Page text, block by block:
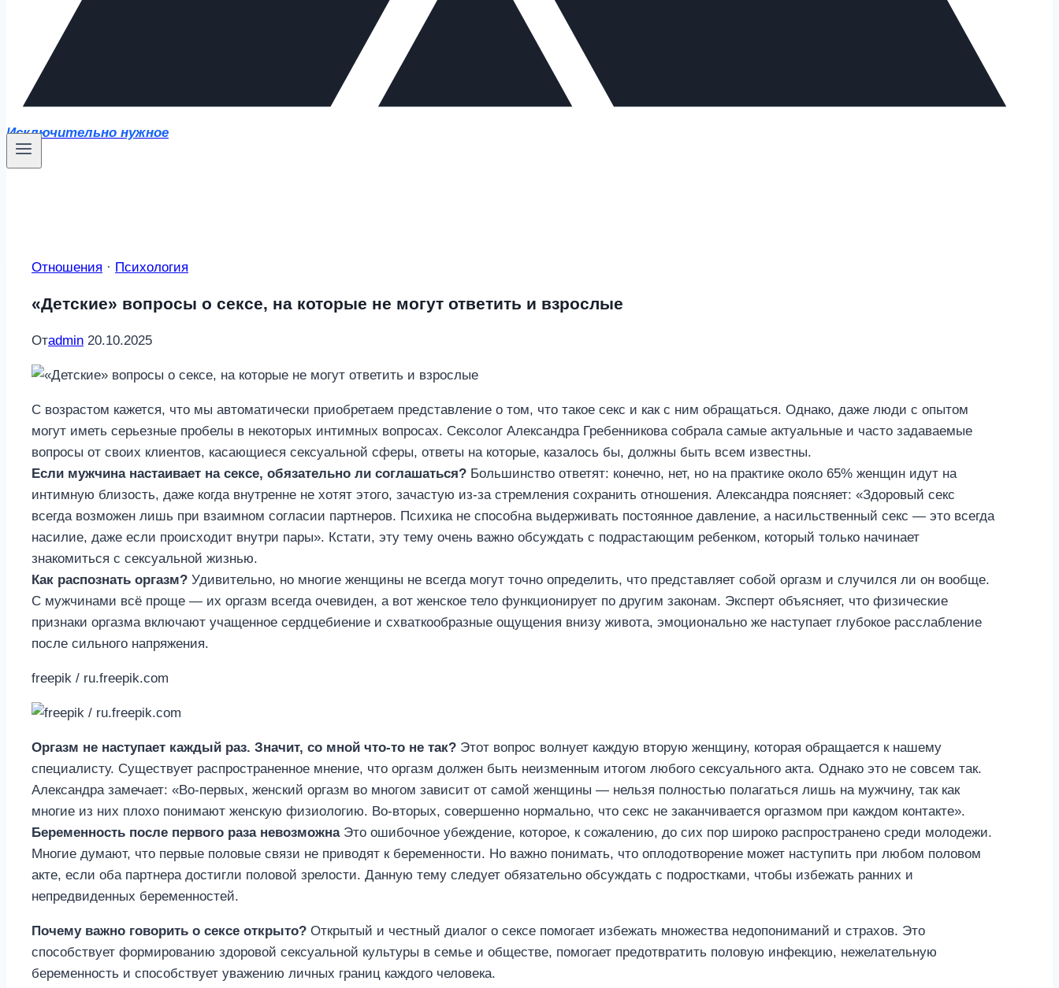
Исключительно нужное
Отношения · Психология
«Детские» вопросы о сексе, на которые не могут ответить и взрослые
Отadmin 20.10.2025
С возрастом кажется, что мы автоматически приобретаем представление о том, что такое секс и как с ним обращаться. Однако, даже люди с опытом
могут иметь серьезные пробелы в некоторых интимных вопросах. Сексолог Александра Гребенникова собрала самые актуальные и часто задаваемые
вопросы от своих клиентов, касающиеся сексуальной сферы, ответы на которые, казалось бы, должны быть всем известны.
Если мужчина настаивает на сексе, обязательно ли соглашаться? Большинство ответят: конечно, нет, но на практике около 65% женщин идут на
интимную близость, даже когда внутренне не хотят этого, зачастую из-за стремления сохранить отношения. Александра поясняет: «Здоровый секс
всегда возможен лишь при взаимном согласии партнеров. Психика не способна выдерживать постоянное давление, а насильственный секс — это всегда
насилие, даже если происходит внутри пары». Кстати, эту тему очень важно обсуждать с подрастающим ребенком, который только начинает
знакомиться с сексуальной жизнью.
Как распознать оргазм? Удивительно, но многие женщины не всегда могут точно определить, что представляет собой оргазм и случился ли он вообще.
С мужчинами всё проще — их оргазм всегда очевиден, а вот женское тело функционирует по другим законам. Эксперт объясняет, что физические
признаки оргазма включают учащенное сердцебиение и схваткообразные ощущения внизу живота, эмоционально же наступает глубокое расслабление
после сильного напряжения.
freepik / ru.freepik.com
Оргазм не наступает каждый раз. Значит, со мной что-то не так? Этот вопрос волнует каждую вторую женщину, которая обращается к нашему
специалисту. Существует распространенное мнение, что оргазм должен быть неизменным итогом любого сексуального акта. Однако это не совсем так.
Александра замечает: «Во-первых, женский оргазм во многом зависит от самой женщины — нельзя полностью полагаться лишь на мужчину, так как
многие из них плохо понимают женскую физиологию. Во-вторых, совершенно нормально, что секс не заканчивается оргазмом при каждом контакте».
Беременность после первого раза невозможнаЭто ошибочное убеждение, которое, к сожалению, до сих пор широко распространено среди молодежи.
Многие думают, что первые половые связи не приводят к беременности. Но важно понимать, что оплодотворение может наступить при любом половом
акте, если оба партнера достигли половой зрелости. Данную тему следует обязательно обсуждать с подростками, чтобы избежать ранних и
непредвиденных беременностей.
Почему важно говорить о сексе открыто? Открытый и честный диалог о сексе помогает избежать множества недопониманий и страхов. Это
способствует формированию здоровой сексуальной культуры в семье и обществе, помогает предотвратить половую инфекцию, нежелательную
беременность и способствует уважению личных границ каждого человека.